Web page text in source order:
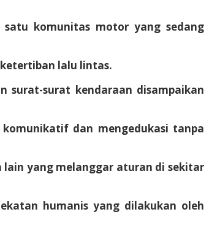
satu komunitas motor yang sedang
ketertiban lalu lintas.
surat-surat kendaraan disampaikan
dan mengedukasi tanpa
lain yang melanggar aturan di sekitar
humanis yang dilakukan oleh